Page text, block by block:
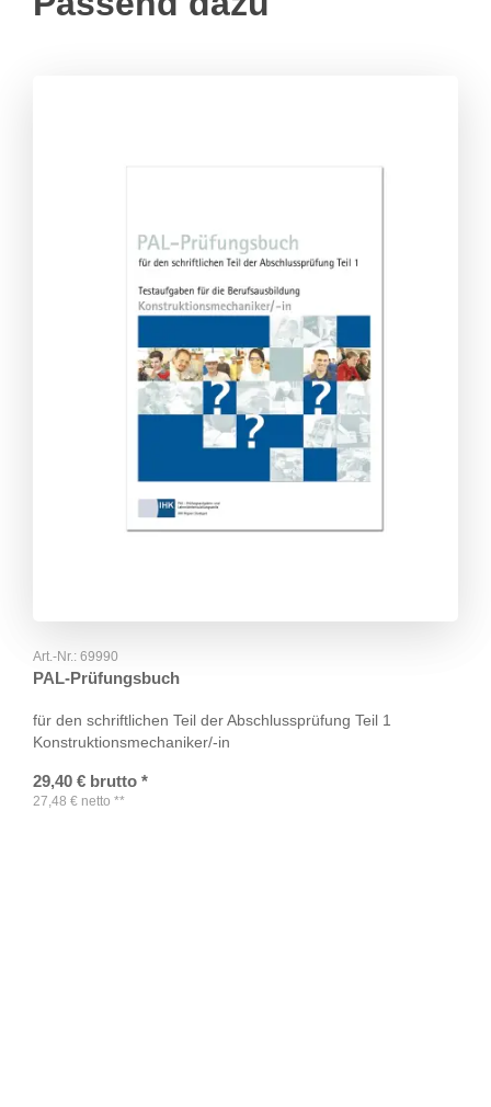
Art.-Nr.: 69990
PAL-Prüfungsbuch
für den schriftlichen Teil der Abschlussprüfung Teil 1
Konstruktionsmechaniker/-in
29,40 € brutto *
27,48 € netto **